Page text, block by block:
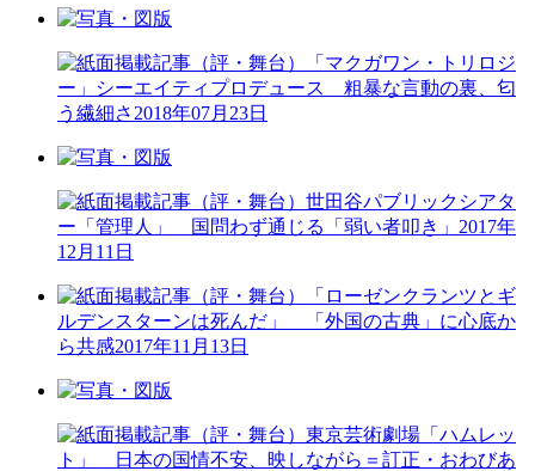
（評・舞台）「マクガワン・トリロジ
ー」シーエイティプロデュース 粗暴な言動の裏、匂
う繊細さ 2018年07月23日
（評・舞台）世田谷パブリックシアタ
ー「管理人」 国問わず通じる「弱い者叩き」 2017年
12月11日
（評・舞台）「ローゼンクランツとギ
ルデンスターンは死んだ」 「外国の古典」に心底か
ら共感2017年11月13日
（評・舞台）東京芸術劇場「ハムレッ
ト」 日本の国情不安、映しながら＝訂正・おわびあ